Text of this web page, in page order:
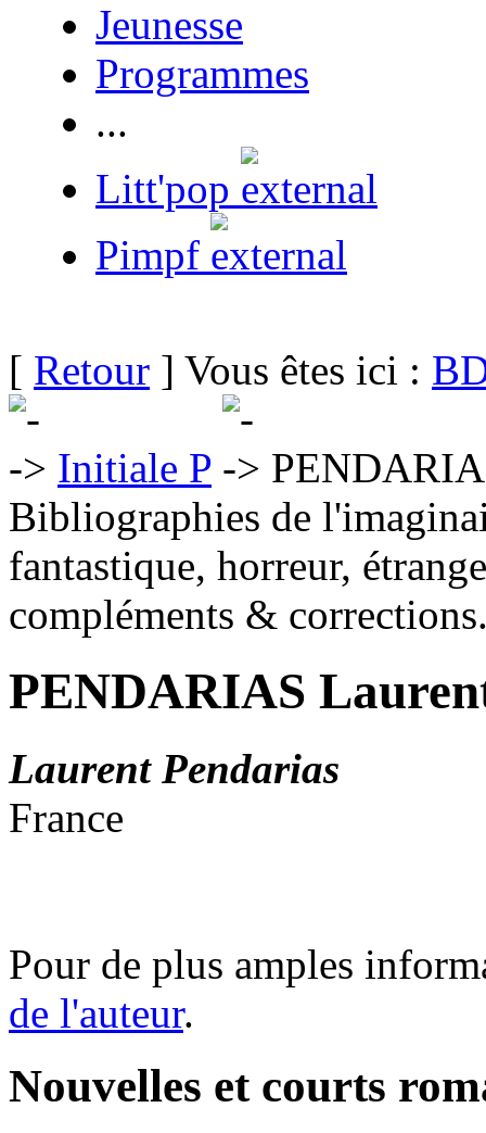
Jeunesse
Programmes
...
Litt'pop
Pimpf
[ Retour ] Vous êtes ici :
Initiale P
Bibliographies de
fantastique, horreur,
compléments &
PENDARIAS
Laurent Pendarias
France
Pour de plus amples
de l'auteur.
Nouvelles et courts